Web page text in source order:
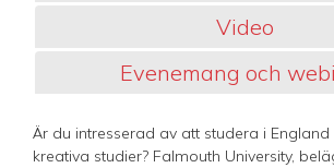
Video
Evenemang och
Är du intresserad av att studera i
kreativa studier? Falmouth University,